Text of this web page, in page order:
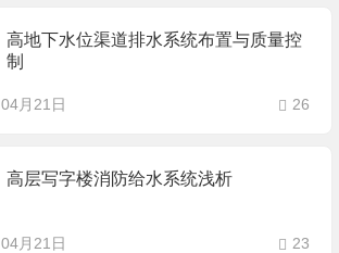
高地下水位渠道排水系统布置与质量控
制
04月21日 26
高层写字楼消防给水系统浅析
04月21日 23